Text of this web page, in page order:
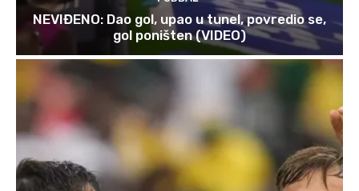
NEVIĐENO: Dao gol, upao u tunel, povredio se,
gol poništen (VIDEO)